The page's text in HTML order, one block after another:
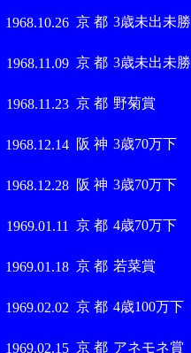
1968.10.26 京 都 3歳未出未勝
1968.11.09 京 都 3歳未出未勝
1968.11.23 京 都 野菊賞
1968.12.14 阪 神 3歳70万下
1968.12.28 阪 神 3歳70万下
1969.01.11 京 都 4歳70万下
1969.01.18 京 都 若菜賞
1969.02.02 京 都 4歳100万下
1969.02.15 京 都 アネモネ賞